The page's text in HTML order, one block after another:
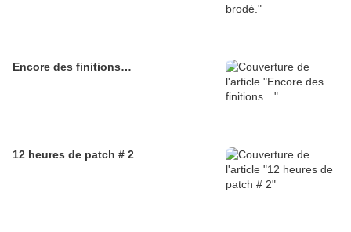
Encore des finitions…
12 heures de patch # 2